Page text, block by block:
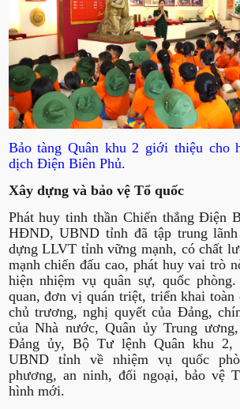
Bảo tàng Quân khu 2 giới thiệu cho
dịch Điện Biên Phủ.
Xây dựng và bảo vệ Tổ quốc
Phát huy tinh thần Chiến thắng Điện
HĐND, UBND tỉnh đã tập trung
dựng LLVT tỉnh vững mạnh, có chất
mạnh chiến đấu cao, phát huy vai trò
hiện nhiệm vụ quân sự, quốc
quan, đơn vị quán triệt, triển khai toàn
chủ trương, nghị quyết của Đảng,
của Nhà nước, Quân ủy Trung
Đảng ủy, Bộ Tư lệnh Quân khu
UBND tỉnh về nhiệm vụ quốc
phương, an ninh, đối ngoại, bảo vệ
hình mới.